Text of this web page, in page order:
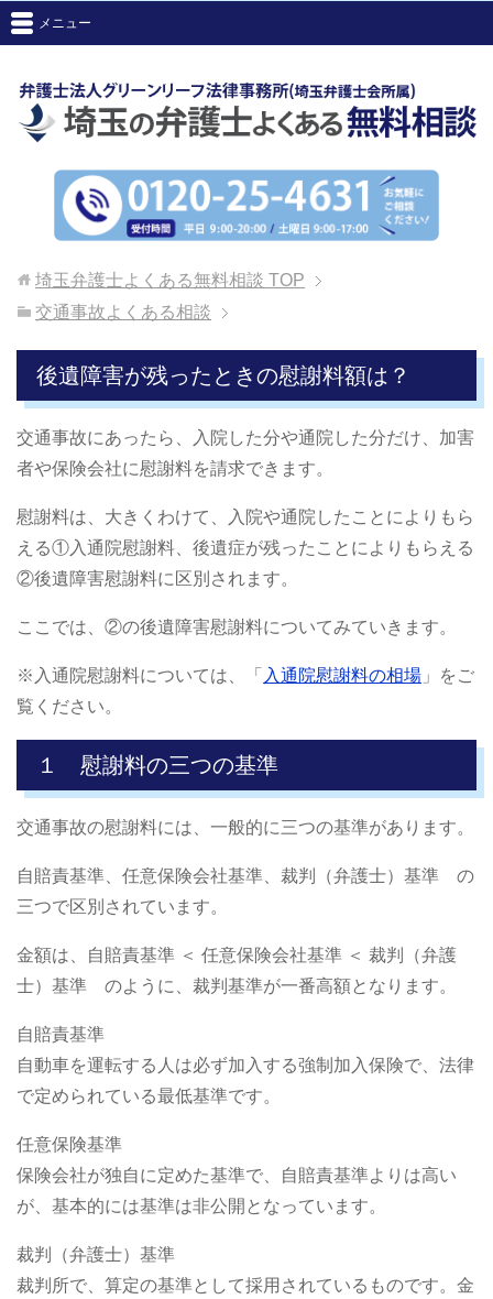
メニュー
埼玉弁護士よくある無料相談 TOP
交通事故よくある相談
後遺障害が残ったときの慰謝料額は？
交通事故にあったら、入院した分や通院した分だけ、加害
者や保険会社に慰謝料を請求できます。
慰謝料は、大きくわけて、入院や通院したことによりもら
える①入通院慰謝料、後遺症が残ったことによりもらえる
②後遺障害慰謝料に区別されます。
ここでは、②の後遺障害慰謝料についてみていきます。
※入通院慰謝料については、「 入通院慰謝料の相場 」をご
覧ください。
１ 慰謝料の三つの基準
交通事故の慰謝料には、一般的に三つの基準があります。
自賠責基準、任意保険会社基準、裁判（弁護士）基準 の
三つで区別されています。
金額は、自賠責基準 ＜ 任意保険会社基準 ＜ 裁判（弁護
士）基準 のように、裁判基準が一番高額となります。
自賠責基準
自動車を運転する人は必ず加入する強制加入保険で、法律
で定められている最低基準です。
任意保険基準
保険会社が独自に定めた基準で、自賠責基準よりは高い
が、基本的には基準は非公開となっています。
裁判（弁護士）基準
裁判所で、算定の基準として採用されているものです。金